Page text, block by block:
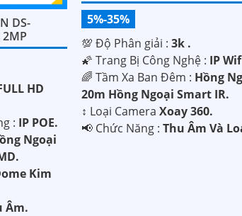
DS-
HD
: IP POE.
Ngoại
Kim
Âm.
5%-35%
💯 Độ Phân giải :3k .
🌠 Trang Bị Công Nghệ : IP
🌈 Tầm Xa Ban Đêm : Hồng
20m Hồng Ngoại Smart IR.
↕️ Loại CameraXoay 360.
️📢 Chức Năng :Thu Âm Và